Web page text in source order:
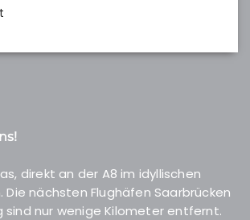
direkt an der A8 im idyllischen
Die nächsten Flughäfen Saarbrücken
sind nur wenige Kilometer entfernt.